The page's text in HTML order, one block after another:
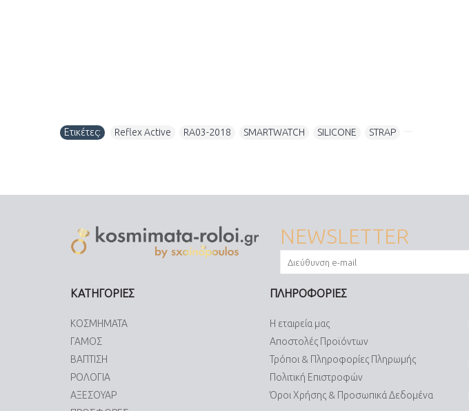
Ετικέτες: Reflex Active RA03-2018 SMARTWATCH SILICONE STRAP
NEWSLETTER
ΚΑΤΗΓΟΡΙΕΣ
ΚΟΣΜΗΜΑΤΑ
ΓΑΜΟΣ
ΒΑΠΤΙΣΗ
ΡΟΛΟΓΙΑ
ΑΞΕΣΟΥΑΡ
ΠΛΗΡΟΦΟΡΙΕΣ
Η εταιρεία μας
Αποστολές Προϊόντων
Τρόποι & Πληροφορίες Πληρωμής
Πολιτική Επιστροφών
Όροι Χρήσης & Προσωπικά Δεδομένα